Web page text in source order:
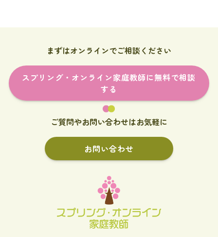
まずはオンラインでご相談ください
スプリング・オンライン家庭教師に無料で相談
する
ご質問やお問い合わせはお気軽に
お問い合わせ